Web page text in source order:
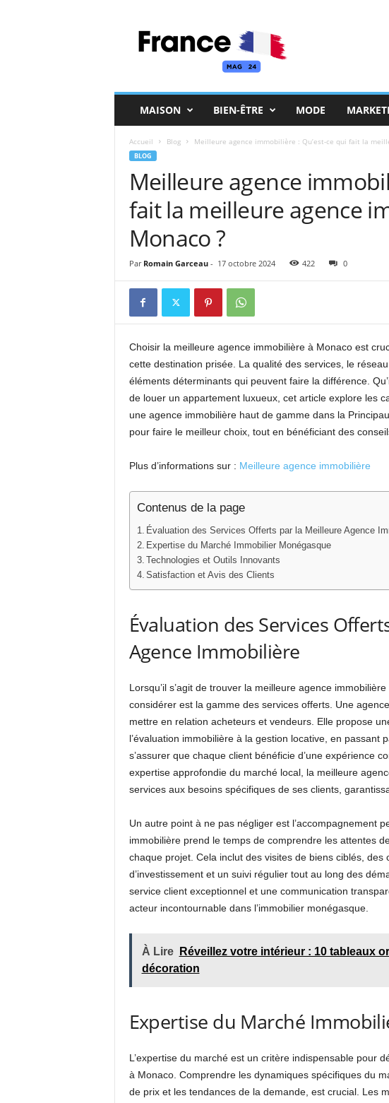
MAISON BIEN-ÊTRE MODE
Accueil Blog Meilleure agence immobilière : Qu’est-ce qui fait la
BLOG
Meilleure agence
fait la meilleure agence
Monaco ?
Par Romain Garceau- 17 octobre 2024 422 0
Choisir la meilleure agence immobilière à Monaco est
cette destination prisée. La qualité des services, le
éléments déterminants qui peuvent faire la différence.
de louer un appartement luxueux, cet article explore les
une agence immobilière haut de gamme dans la
pour faire le meilleur choix, tout en bénéficiant des
Plus d’informations sur : Meilleure agence immobilière
Contenus de la page
Évaluation des Services Offerts par la Meilleure Agence
Expertise du Marché Immobilier Monégasque
Technologies et Outils Innovants
Satisfaction et Avis des Clients
Évaluation des Services
Agence Immobilière
Lorsqu’il s’agit de trouver la meilleure agence
considérer est la gamme des services offerts. Une
mettre en relation acheteurs et vendeurs. Elle propose
l’évaluation immobilière à la gestion locative, en passant
s’assurer que chaque client bénéficie d’une expérience
expertise approfondie du marché local, la meilleure
services aux besoins spécifiques de ses clients,
Un autre point à ne pas négliger est l’accompagnement
immobilière prend le temps de comprendre les attentes
chaque projet. Cela inclut des visites de biens ciblés, des
d’investissement et un suivi régulier tout au long des
service client exceptionnel et une communication
acteur incontournable dans l’immobilier monégasque.
À Lire
Réveillez votre intérieur : 10 tableaux
décoration
Expertise du Marché
L’expertise du marché est un critère indispensable pour
à Monaco. Comprendre les dynamiques spécifiques du
de prix et les tendances de la demande, est crucial. Les